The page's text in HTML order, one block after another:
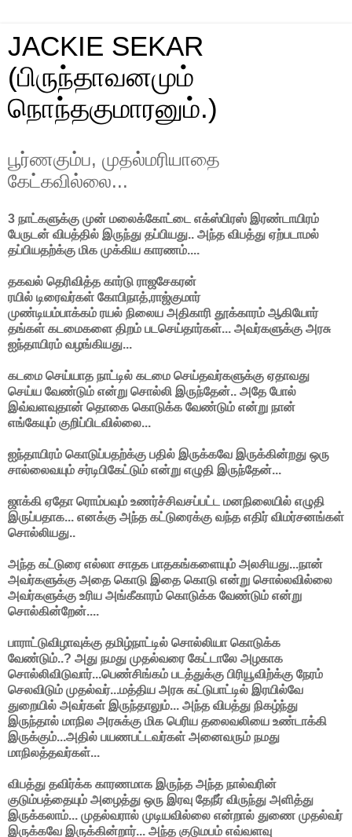
JACKIE SEKAR
(பிருந்தாவனமும்
நொந்தகுமாரனும்.)
பூர்ணகும்ப, முதல்மரியாதை
கேட்கவில்லை...
3 நாட்களுக்கு முன் மலைக்கோட்டை எக்ஸ்பிரஸ் இரண்டாயிரம்
பேருடன் விபத்தில் இருந்து தப்பியது.. அந்த விபத்து ஏற்படாமல்
தப்பியதற்க்கு மிக முக்கிய காரணம்....
தகவல் தெரிவித்த கார்டு ராஜசேகரன்
ரயில் டிரைவர்கள் கோபிநாத்,ராஜ்குமார்
முண்டியம்பாக்கம் ரயல் நிலைய அதிகாரி தூக்காரம் ஆகியோர்
தங்கள் கடமைகளை திறம் படசெய்தார்கள்... அவர்களுக்கு அரசு
ஐந்தாயிரம் வழங்கியது...
கடமை செய்யாத நாட்டில் கடமை செய்தவர்களுக்கு ஏதாவது
செய்ய வேண்டும் என்று சொல்லி இருந்தேன்.. அதே போல்
இவ்வளவுதான் தொகை கொடுக்க வேண்டும் என்று நான்
எங்கேயும் குறிப்பிடவில்லை...
ஐந்தாயிரம் கொடுப்பதற்க்கு பதில் இருக்கவே இருக்கின்றது ஒரு
சால்லைவயும் சர்டிபிகேட்டும் என்று எழுதி இருந்தேன்...
ஜாக்கி ஏதோ ரொம்பவும் உணர்ச்சிவசப்பட்ட மனநிலையில் எழுதி
இருப்பதாக... எனக்கு அந்த கட்டுரைக்கு வந்த எதிர் விமர்சனங்கள்
சொல்லியது..
அந்த கட்டுரை எல்லா சாதக பாதகங்களையும் அலசியது...நான்
அவர்களுக்கு அதை கொடு இதை கொடு என்று சொல்லவில்லை
அவர்களுக்கு உரிய அங்கீகாரம் கொடுக்க வேண்டும் என்று
சொல்கின்றேன்....
பாராட்டுவிழாவுக்கு தமிழ்நாட்டில் சொல்லியா கொடுக்க
வேண்டும்..? அது நமது முதல்வரை கேட்டாலே அழகாக
சொல்லிவிடுவார்...பெண்சிங்கம் படத்துக்கு பிரியூவிற்க்கு நேரம்
செலவிடும் முதல்வர்...மத்திய அரசு கட்டுபாட்டில் இரயில்வே
துறையில் அவர்கள் இருந்தாலும்... அந்த விபத்து நிகழ்ந்து
இருந்தால் மாநில அரசுக்கு மிக பெரிய தலைவலியை உண்டாக்கி
இருக்கும்...அதில் பயணபட்டவர்கள் அனைவரும் நமது
மாநிலத்தவர்கள்...
விபத்து தவிர்க்க காரணமாக இருந்த அந்த நால்வரின்
குடும்பத்தையும் அழைத்து ஒரு இரவு தேநீர் விருந்து அளித்து
இருக்கலாம்... முதல்வரால் முடியவில்லை என்றால் துணை முதல்வர்
இருக்கவே இருக்கின்றார்... அந்த குடுமபம் எவ்வளவு